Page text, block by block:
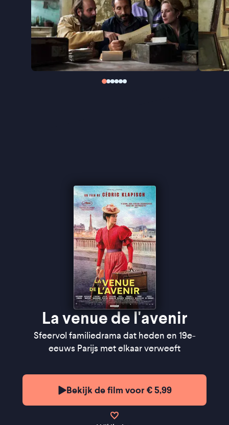
film over familie, kunst, en de kleuren van de tijd.
"Verrassend aangenaam kijkavontuur over familie,
liefde, ambities en kunst" -de Filmkrant
"Sympathieke feelgoodfilm" ★★★½
FilmTotaal
La venue de l'avenir
Sfeervol familiedrama dat heden en 19e-
eeuws Parijs met elkaar verweeft
Bekijk de film voor € 5,99